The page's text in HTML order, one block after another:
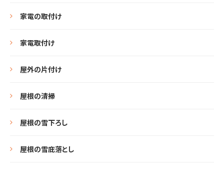
家電の取付け
家電取付け
屋外の片付け
屋根の清掃
屋根の雪下ろし
屋根の雪庇落とし